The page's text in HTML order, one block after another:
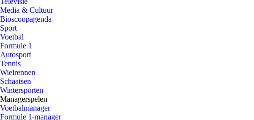
Media & Cultuur
Bioscoopagenda
Sport
Voetbal
Formule 1
Autosport
Tennis
Wielrennen
Schaatsen
Wintersporten
Managerspelen
Voetbalmanager
Formule 1-manager